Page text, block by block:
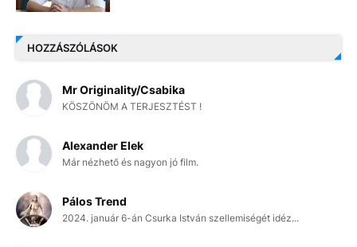
HOZZÁSZÓLÁSOK
Mr Originality/Csabika
KÖSZÖNÖM A TERJESZTÉST !
Alexander Elek
Már nézhető és nagyon jó film.
Pálos Trend
2024. január 6-án Csurka István szellemiségét idéz...